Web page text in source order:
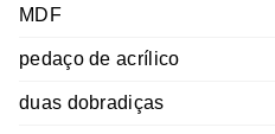
MDF
pedaço de acrílico
duas dobradiças